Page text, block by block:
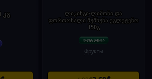
კგ
ლიკინგი-ლიმონი და
ფორთოხალი შუშხუნა უგლუტენო
150გ
Фрукты